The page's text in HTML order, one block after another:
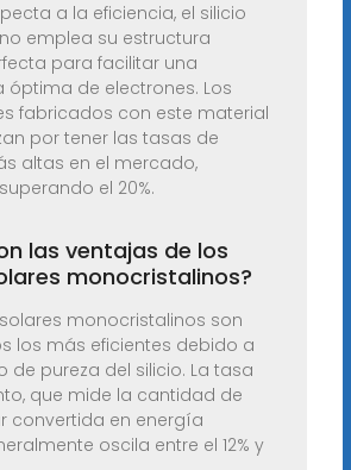
a la eficiencia, el silicio
emplea su estructura
para facilitar una
óptima de electrones. Los
fabricados con este material
por tener las tasas de
altas en el mercado,
el 20%.
las ventajas de los
monocristalinos?
monocristalinos son
los más eficientes debido a
de pureza del silicio. La tasa
que mide la cantidad de
convertida en energía
oscila entre el 12% y